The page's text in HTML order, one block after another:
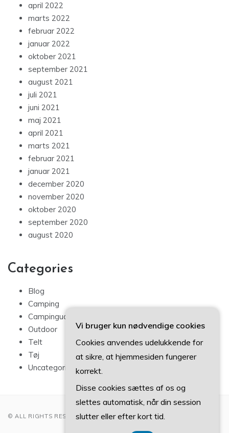
april 2022
marts 2022
februar 2022
januar 2022
oktober 2021
september 2021
august 2021
juli 2021
juni 2021
maj 2021
april 2021
marts 2021
februar 2021
januar 2021
december 2020
november 2020
oktober 2020
september 2020
august 2020
Categories
Blog
Camping
Campingudstyr
Outdoor
Telt
Tøj
Uncategorized
© ALL RIGHTS RESERVED 2022
Vi bruger kun nødvendige cookies
Cookies anvendes udelukkende for
at sikre, at hjemmesiden fungerer
korrekt.
Disse cookies sættes af os og
slettes automatisk, når din session
slutter eller efter kort tid.